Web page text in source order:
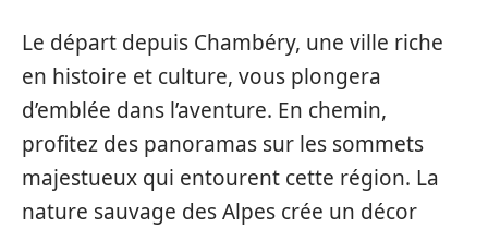
Le départ depuis Chambéry, une ville riche
en histoire et culture, vous plongera
d’emblée dans l’aventure. En chemin,
profitez des panoramas sur les sommets
majestueux qui entourent cette région. La
nature sauvage des Alpes crée un décor